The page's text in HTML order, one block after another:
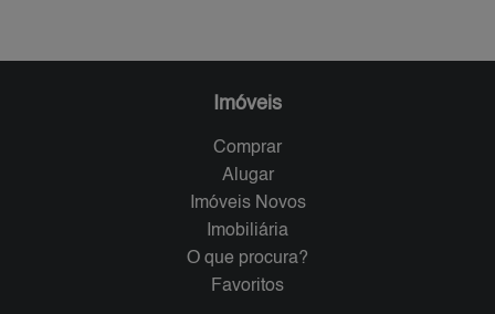
Imóveis
Comprar
Alugar
Imóveis Novos
Imobiliária
O que procura?
Favoritos